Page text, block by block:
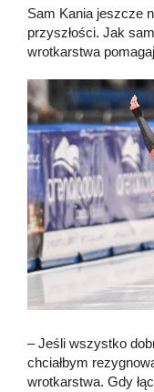
Sam Kania jeszcze
przyszłości. Jak
wrotkarstwa
– Jeśli wszystko
chciałbym
wrotkarstwa. Gdy